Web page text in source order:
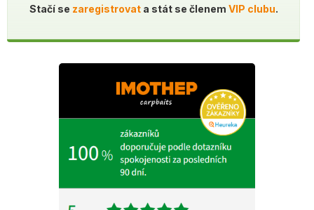
Stačí se zaregistrovata stát se členem VIP clubu.